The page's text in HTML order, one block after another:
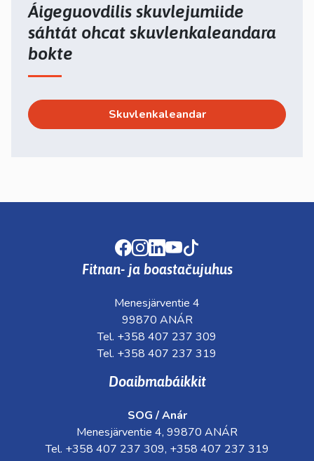
Áigeguovdilis skuvlejumiide
sáhtát ohcat skuvlenkaleandara
bokte
Skuvlenkaleandar
Facebook
Instagram
LinkedIn
Youtube
Fitnan- ja boastačujuhus
Menesjärventie 4
99870 ANÁR
Tel. +358 407 237 309
Tel. +358 407 237 319
Doaibmabáikkit
SOG / Anár
Menesjärventie 4, 99870 ANÁR
Tel. +358 407 237 309, +358 407 237 319